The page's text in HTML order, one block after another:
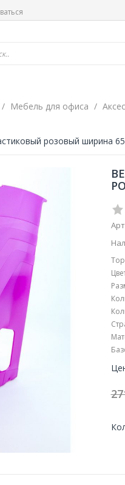
Мебель для офиса
розовый ширина